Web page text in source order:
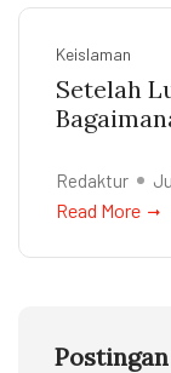
Keislaman
Setelah
Redaktur
Read More